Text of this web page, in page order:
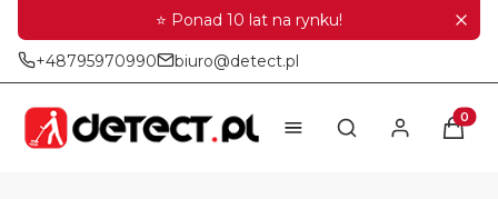
⭐ Ponad 10 lat na rynku!
+48795970990 biuro@detect.pl
Otwórz